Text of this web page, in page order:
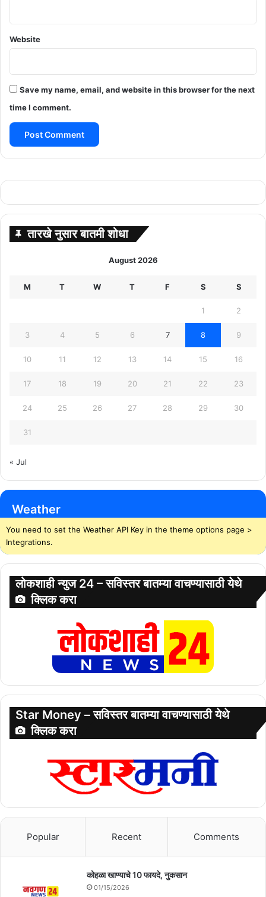
Website
Save my name, email, and website in this browser for the next
time I comment.
तारखे नुसार बातमी शोधा
August 2026
M T W T F S S
1 2
3 4 5 6 7 8 9
10 11 12 13 14 15 16
17 18 19 20 21 22 23
24 25 26 27 28 29 30
31
« Jul
Weather
You need to set the Weather API Key in the theme options page >
Integrations.
लोकशाही न्युज 24 – सविस्तर बातम्या वाचण्यासाठी येथे
क्लिक करा
Star Money – सविस्तर बातम्या वाचण्यासाठी येथे
क्लिक करा
Popular Recent Comments
कोहळा खाण्याचे 10 फायदे, नुकसान
01/15/2026